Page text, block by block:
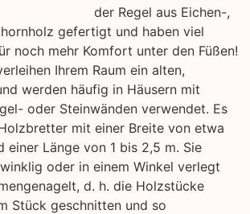
der Regel aus Eichen-,
gefertigt und haben viel
noch mehr Komfort unter den Füßen!
Ihrem Raum ein alten,
werden häufig in Häusern mit
oder Steinwänden verwendet. Es
mit einer Breite von etwa
einer Länge von 1 bis 2,5 m. Sie
oder in einem Winkel verlegt
d. h. die Holzstücke
Stück geschnitten und so